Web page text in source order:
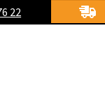
22